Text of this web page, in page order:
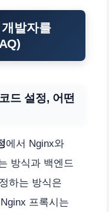
발자를
드 설정, 어떤
에서 Nginx와
방식과 백엔드
하는 방식은
프록시는